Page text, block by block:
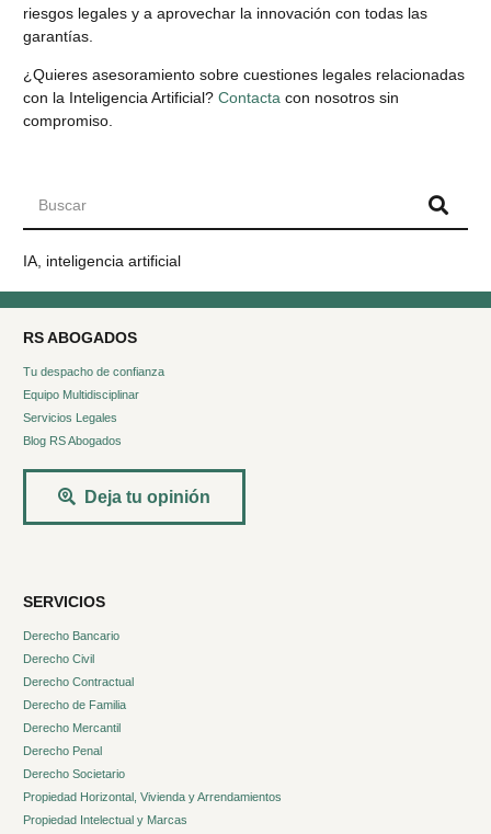
riesgos legales y a aprovechar la innovación con todas las
garantías.
¿Quieres asesoramiento sobre cuestiones legales relacionadas
con la Inteligencia Artificial? Contacta con nosotros sin
compromiso.
IA inteligencia artificial
RS ABOGADOS
Tu despacho de confianza
Equipo Multidisciplinar
Servicios Legales
Blog RS Abogados
Deja tu opinión
SERVICIOS
Derecho Bancario
Derecho Civil
Derecho Contractual
Derecho de Familia
Derecho Mercantil
Derecho Penal
Derecho Societario
Propiedad Horizontal, Vivienda y Arrendamientos
Propiedad Intelectual y Marcas